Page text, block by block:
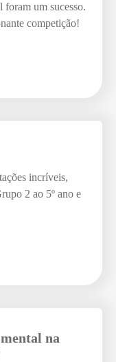
um sucesso.
competição!
incríveis,
2 ao 5º ano e
na